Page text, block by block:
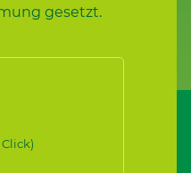
gesetzt.